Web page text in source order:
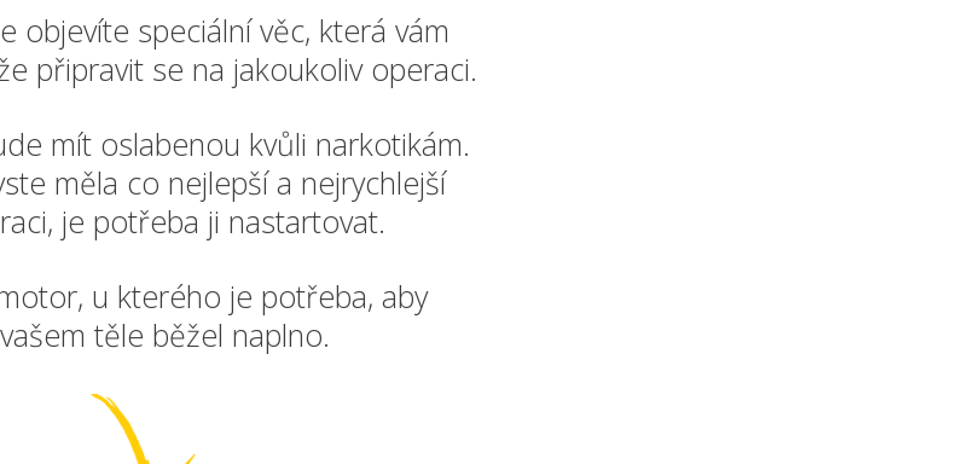
objevíte speciální věc, která vám
připravit se na jakoukoliv operaci.
mít oslabenou kvůli narkotikám.
měla co nejlepší a nejrychlejší
je potřeba ji nastartovat.
u kterého je potřeba, aby
těle běžel naplno.